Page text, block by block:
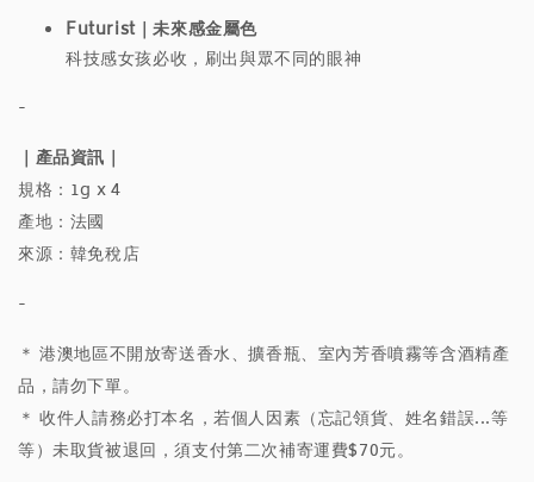
Futurist｜未來感金屬色
科技感女孩必收，刷出與眾不同的眼神
-
｜產品資訊｜
規格：1g x 4
產地：法國
來源：韓免稅店
-
＊ 港澳地區不開放寄送香水、擴香瓶、室內芳香噴霧等含酒精產
品，請勿下單。
＊ 收件人請務必打本名，若個人因素（忘記領貨、姓名錯誤...等
等）未取貨被退回，須支付第二次補寄運費$70元。